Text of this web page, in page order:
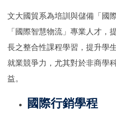
文大國貿系為培訓與儲備「國
「國際智慧物流」專業人才，
長之整合性課程學習，提升學
就業競爭力，尤其對於非商學
益。
國際行銷學程